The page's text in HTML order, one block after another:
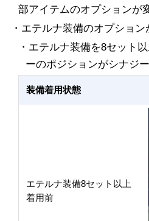
部アイテムのオプションが
・エテルナ装備のオプション
・エテルナ装備を8セット
ーのポジションがシナジ
装備着用状態
エテルナ装備8セット以上
着用前